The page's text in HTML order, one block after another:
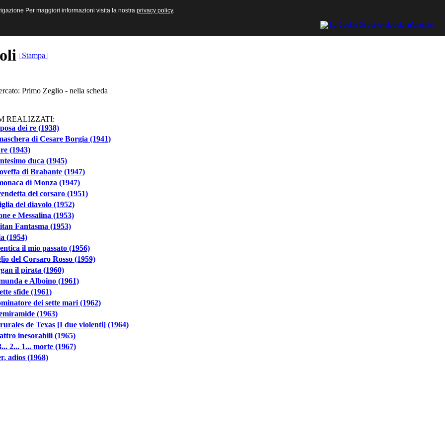
e Multimediali
| Stampa |
Primo Zeglio - nella scheda
REALIZZATI:
dei re (1938)
di Cesare Borgia (1941)
(1943)
duca (1945)
di Brabante (1947)
di Monza (1947)
del corsaro (1951)
del diavolo (1952)
e Messalina (1953)
Fantasma (1953)
(1954)
il mio passato (1956)
del Corsaro Rosso (1959)
il pirata (1960)
e Alboino (1961)
sfide (1961)
dei sette mari (1962)
(1963)
de Texas [I due violenti] (1964)
inesorabili (1965)
2... 1... morte (1967)
adios (1968)
Per maggiori informazioni visita la nostra privacy policy.
Per maggiori informazioni visita la nostra privacy policy.